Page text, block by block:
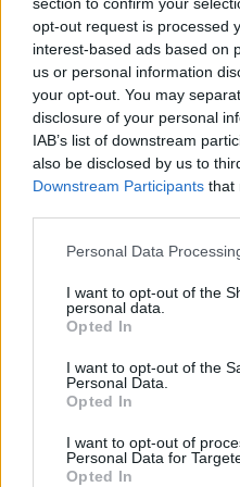
opt-out request is processed
interest-based ads based on
us or personal information
your opt-out. You may
disclosure of your personal
IAB’s list of downstream
also be disclosed by us to
Downstream Participants that
Personal Data
I want to opt-out of the
personal data.
Opted In
I want to opt-out of the
Personal Data.
Opted In
I want to opt-out of
Personal Data for
Opted In
précaution.
Attention : Ne combinez
même temps, surtout sur
risque de provoquer des
Prendre soin de
prévenir les
Mieux vaut prévenir que
de sueur :
transpiration
Utilisez des
pour réduire la
Portez des sous-